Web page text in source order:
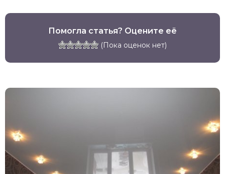
Помогла статья? Оцените её
(Пока оценок нет)